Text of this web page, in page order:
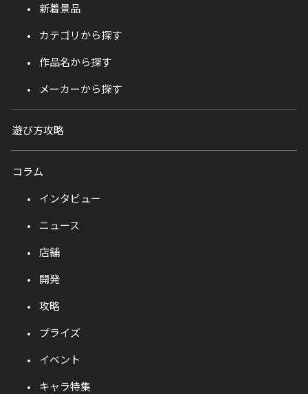
新着景品
カテゴリから探す
作品名から探す
メーカーから探す
遊び方攻略
コラム
インタビュー
ニュース
店舗
開発
攻略
プライズ
イベント
キャラ特集